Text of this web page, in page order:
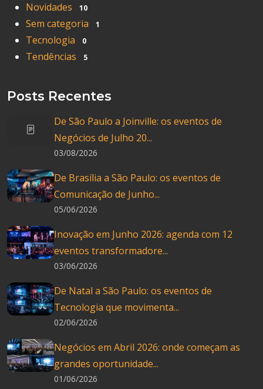
Novidades 10
Sem categoria 1
Tecnologia 0
Tendências 5
Posts Recentes
De São Paulo a Joinville: os eventos de
Negócios de Julho 20...
03/08/2026
De Brasília a São Paulo: os eventos de
Comunicação de Junho...
05/06/2026
Inovação em Junho 2026: agenda com 12
eventos transformadore...
03/06/2026
De Natal a São Paulo: os eventos de
Tecnologia que movimenta...
02/06/2026
Negócios em Abril 2026: onde começam as
grandes oportunidade...
01/06/2026